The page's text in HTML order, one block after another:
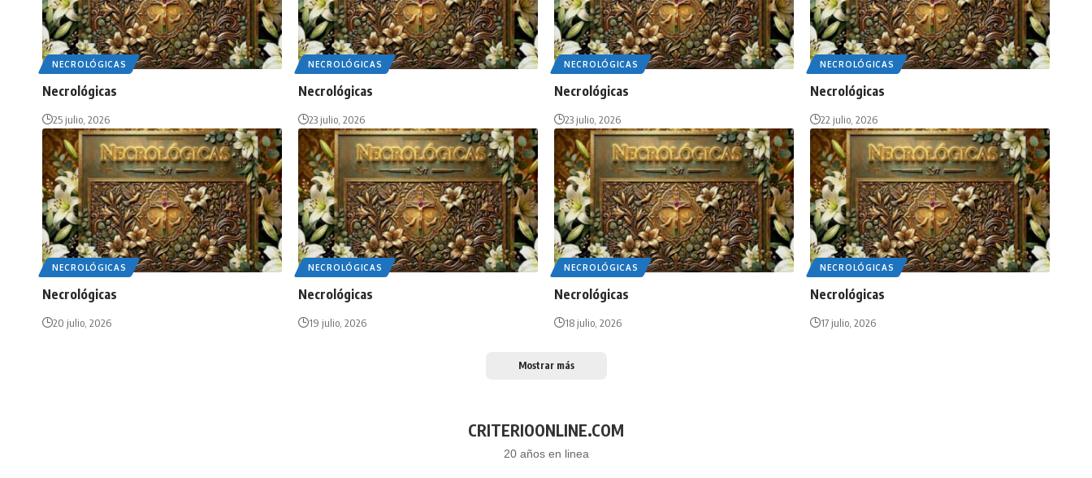
NECROLÓGICAS
Necrológicas
25 julio, 2026
NECROLÓGICAS
Necrológicas
23 julio, 2026
NECROLÓGICAS
Necrológicas
23 julio, 2026
NECROLÓGICAS
Necrológicas
22 julio, 2026
NECROLÓGICAS
Necrológicas
20 julio, 2026
NECROLÓGICAS
Necrológicas
19 julio, 2026
NECROLÓGICAS
Necrológicas
18 julio, 2026
NECROLÓGICAS
Necrológicas
17 julio, 2026
Mostrar más
CRITERIOONLINE.COM
20 años en linea